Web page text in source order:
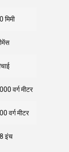
मिमी
वर्ग मीटर
वर्ग मीटर
इंच